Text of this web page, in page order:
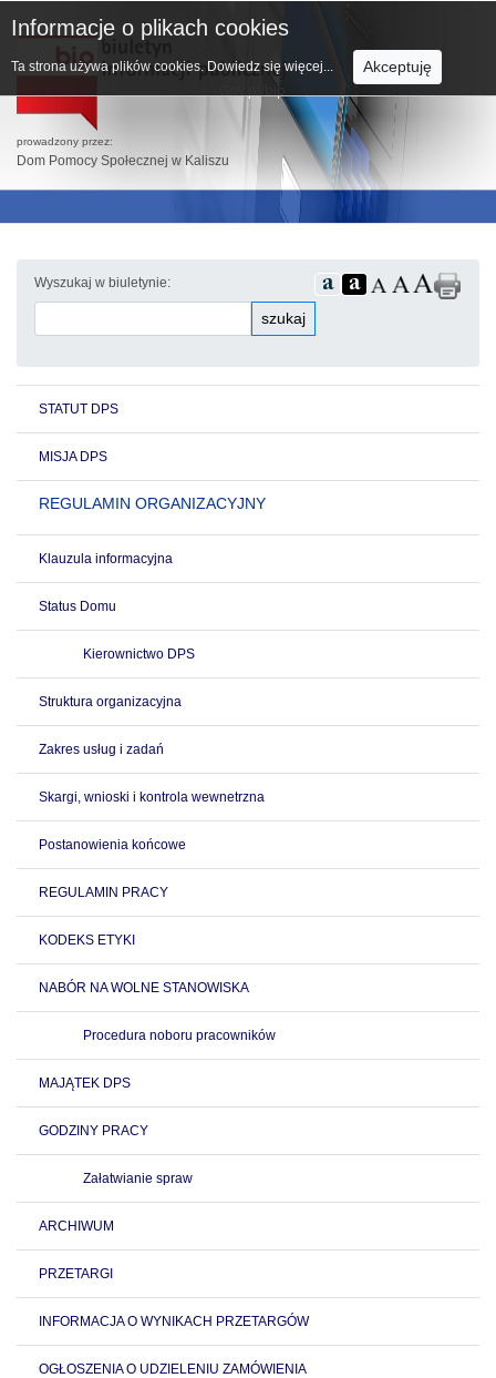
prowadzony przez:
Dom Pomocy Społecznej w Kaliszu
Wyszukaj w biuletynie:
szukaj
STATUT DPS
MISJA DPS
REGULAMIN ORGANIZACYJNY
Klauzula informacyjna
Status Domu
Kierownictwo DPS
Struktura organizacyjna
Zakres usług i zadań
Skargi, wnioski i kontrola wewnetrzna
Postanowienia końcowe
REGULAMIN PRACY
KODEKS ETYKI
NABÓR NA WOLNE STANOWISKA
Procedura noboru pracowników
MAJĄTEK DPS
GODZINY PRACY
Załatwianie spraw
ARCHIWUM
PRZETARGI
INFORMACJA O WYNIKACH PRZETARGÓW
OGŁOSZENIA O UDZIELENIU ZAMÓWIENIA
Informacje o plikach cookies
Ta strona używa plików cookies. Dowiedz się więcej... Akceptuję